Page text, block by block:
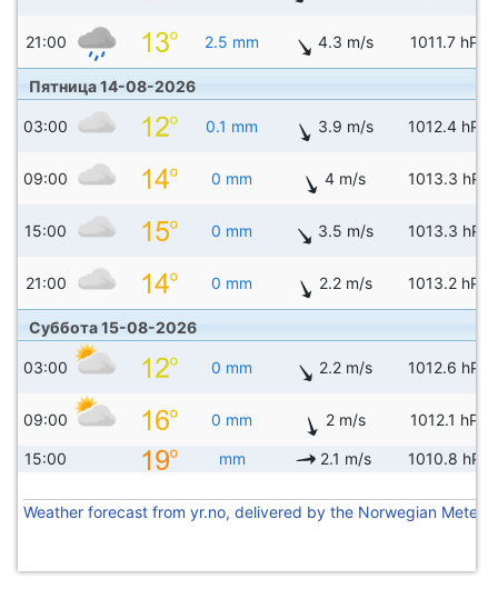
21:00 2.5 mm 4.3 m/s 1011.7 hPa
Пятница 14-08-2026
03:00 0.1 mm 3.9 m/s 1012.4 hPa
09:00 0 mm 4 m/s 1013.3 hPa
15:00 0 mm 3.5 m/s 1013.3 hPa
21:00 0 mm 2.2 m/s 1013.2 hPa
Суббота 15-08-2026
03:00 0 mm 2.2 m/s 1012.6 hPa
09:00 0 mm 2 m/s 1012.1 hPa
15:00 mm 2.1 m/s 1010.8 hPa
Weather forecast from yr.no, delivered by the Norwegian